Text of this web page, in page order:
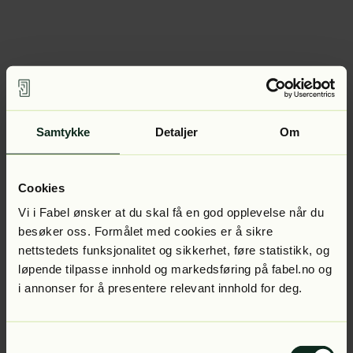
Samtykke Detaljer Om
Cookies
Vi i Fabel ønsker at du skal få en god opplevelse når du
besøker oss. Formålet med cookies er å sikre
nettstedets funksjonalitet og sikkerhet, føre statistikk, og
løpende tilpasse innhold og markedsføring på fabel.no og
i annonser for å presentere relevant innhold for deg.